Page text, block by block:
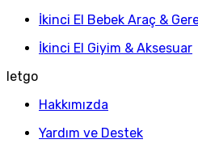
İkinci El Bebek Araç &
İkinci El Giyim & Aksesuar
letgo
Hakkımızda
Yardım ve Destek